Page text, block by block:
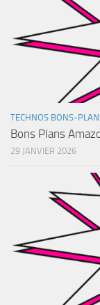
TECHNOS BONS-
Bons Plans
29 JANVIER 2026